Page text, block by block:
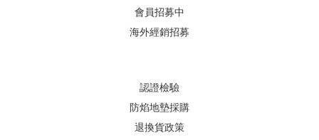
會員招募中
海外經銷招募
認證檢驗
防焰地墊採購
退換貨政策